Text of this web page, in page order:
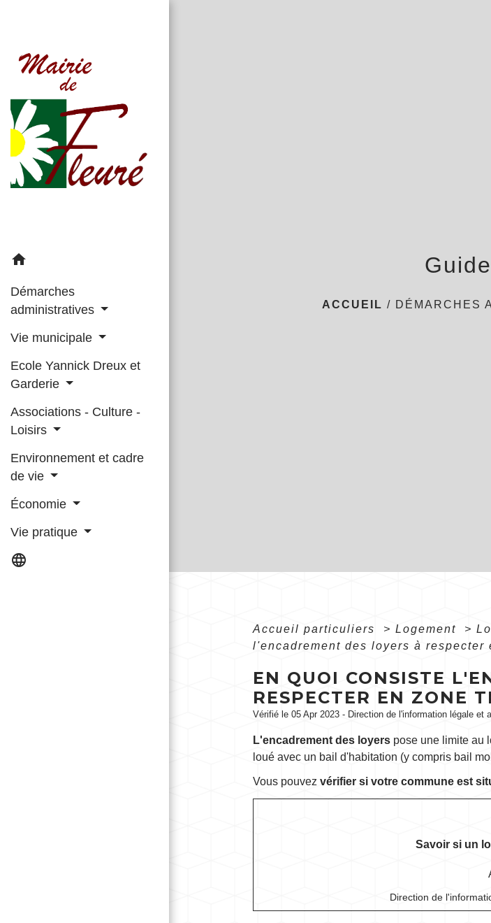
home
Démarches
administratives
Vie municipale
Ecole Yannick Dreux et
Garderie
Associations - Culture -
Loisirs
Environnement et cadre
de vie
Économie
Vie pratique
language
ACCUEIL / DÉMARCHES
Accueil particuliers > Logement >
l'encadrement des loyers à respecter
EN QUOI CONSISTE
RESPECTER EN ZONE
Vérifié le 05 Apr 2023 - Direction de l'information légale et
L'encadrement des loyerspose une limite au
loué avec un bail d'habitation (y compris bail
Vous pouvez vérifier si votre commune est
Savoir si un
Direction de